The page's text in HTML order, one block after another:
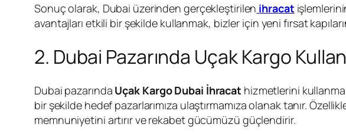
Sonuç olarak, Dubai üzerinden gerçekleştirilen ihracat
avantajları etkili bir şekilde kullanmak, bizler için yeni fırsat
2. Dubai Pazarında Uçak Kargo
Dubai pazarında Uçak Kargo Dubai İhracat hizmetlerini
bir şekilde hedef pazarlarımıza ulaştırmamıza olanak tanır.
memnuniyetini artırır ve rekabet gücümüzü güçlendirir.